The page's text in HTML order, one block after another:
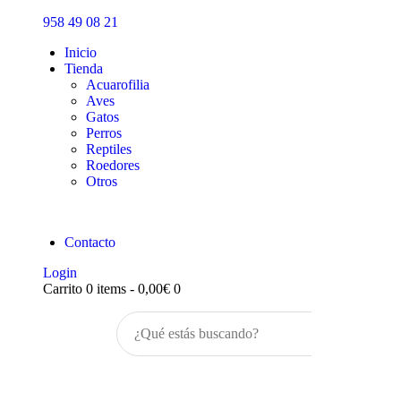
958 49 08 21
Inicio
Tienda
Acuarofilia
Aves
Gatos
Perros
Reptiles
Roedores
Otros
Contacto
Login
Carrito 0 items - 0,00€ 0
Inicio